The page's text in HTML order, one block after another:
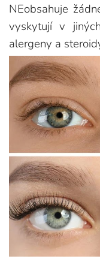
NEobsahuje
vyskytují v
alergeny a